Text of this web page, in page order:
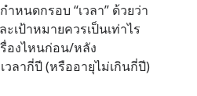
หนดกรอบ “เวลา” ด้วยว่า
ะเป้าหมายควรเป็นเท่าไร
องไหนก่อน/หลัง
วลากี่ปี (หรืออายุไม่เกินกี่ปี)